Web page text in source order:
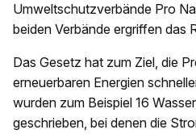
Umweltschutzverbände Pro
beiden Verbände ergriffen das
Das Gesetz hat zum Ziel, die
erneuerbaren Energien
wurden zum Beispiel 16
geschrieben, bei denen die